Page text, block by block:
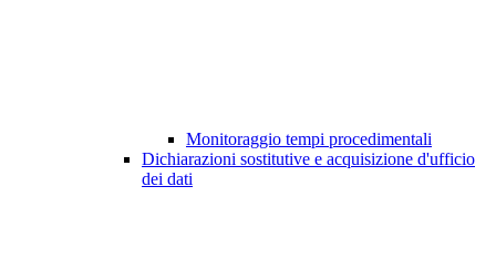
Monitoraggio tempi procedimentali
Dichiarazioni sostitutive e acquisizione d'ufficio
dei dati